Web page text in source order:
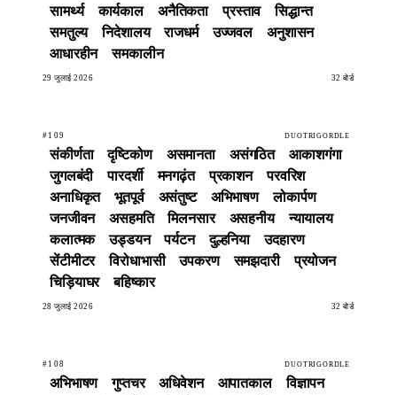
सामर्थ्य
कार्यकाल अनैतिकता प्रस्ताव
सिद्धान्त
समतुल्य
निदेशालय राजधर्म उज्जवल
अनुशासन
आधारहीन
समकालीन
29 जुलाई 2026 32 बोर्ड
#109 DUOTRIGORDLE
संकीर्णता दृष्टिकोण असमानता असंगठित
आकाशगंगा
जुगलबंदी
पारदर्शी मनगढ़ंत प्रकाशन
परवरिश
अनाधिकृत
भूतपूर्व असंतुष्ट अभिभाषण
लोकार्पण
जनजीवन
असहमति मिलनसार असहनीय
न्यायालय
कलात्मक
उड्डयन पर्यटन दुल्हनिया
उदहारण
सेंटीमीटर
विरोधाभासी उपकरण समझदारी
प्रयोजन
चिड़ियाघर
बहिष्कार
28 जुलाई 2026 32 बोर्ड
#108 DUOTRIGORDLE
अभिभाषण गुप्तचर अधिवेशन आपातकाल
विज्ञापन